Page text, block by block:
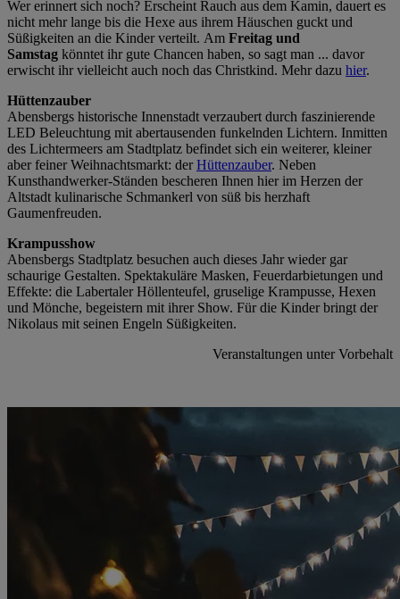
Wer erinnert sich noch? Erscheint Rauch aus dem Kamin, dauert es
nicht mehr lange bis die Hexe aus ihrem Häuschen guckt und
Süßigkeiten an die Kinder verteilt. Am Freitag und
Samstag könntet ihr gute Chancen haben, so sagt man ... davor
erwischt ihr vielleicht auch noch das Christkind. Mehr dazu hier.
Hüttenzauber
Abensbergs historische Innenstadt verzaubert durch faszinierende
LED Beleuchtung mit abertausenden funkelnden Lichtern. Inmitten
des Lichtermeers am Stadtplatz befindet sich ein weiterer, kleiner
aber feiner Weihnachtsmarkt: derHüttenzauber. Neben
Kunsthandwerker-Ständen bescheren Ihnen hier im Herzen der
Altstadt kulinarische Schmankerl von süß bis herzhaft
Gaumenfreuden.
Krampusshow
Abensbergs Stadtplatz besuchen auch dieses Jahr wieder gar
schaurige Gestalten. Spektakuläre Masken, Feuerdarbietungen und
Effekte: die Labertaler Höllenteufel, gruselige Krampusse, Hexen
und Mönche, begeistern mit ihrer Show. Für die Kinder bringt der
Nikolaus mit seinen Engeln Süßigkeiten.
Veranstaltungen unter Vorbehalt